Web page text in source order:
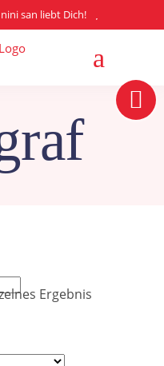
nini san liebt Dich!
Ergebnis